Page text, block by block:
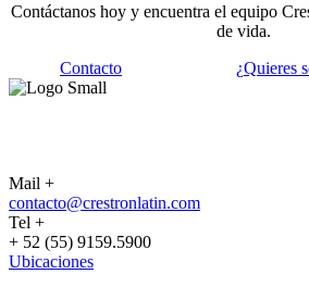
Contáctanos hoy y encuentra el equipo
de vida.
Contacto
¿Quieres
Mail +
contacto@crestronlatin.com
Tel +
+ 52 (55) 9159.5900
Ubicaciones